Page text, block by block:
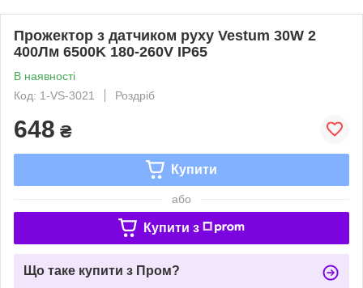
Прожектор з датчиком руху Vestum 30W 2
400Лм 6500K 180-260V IP65
В наявності
Код: 1-VS-3021
Роздріб
648 ₴
Купити
або
Купити з
Що таке купити з Пром?